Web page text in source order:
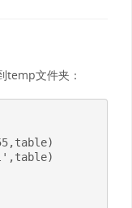
temp文件夹：